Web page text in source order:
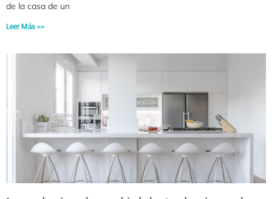
de la casa de un
Leer Más >>